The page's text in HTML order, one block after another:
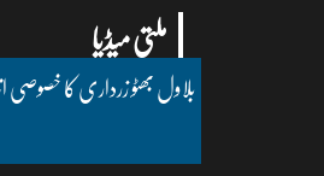
ملتی میڈیا
بلاول بھٹو زرداری کا خصوصی